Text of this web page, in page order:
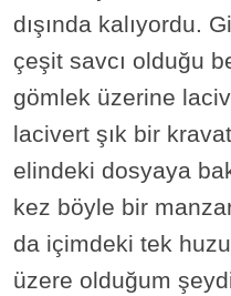
dışında kalıyordu.
çeşit savcı olduğu
gömlek üzerine
lacivert şık bir
elindeki dosyaya
kez böyle bir
da içimdeki tek
üzere olduğum